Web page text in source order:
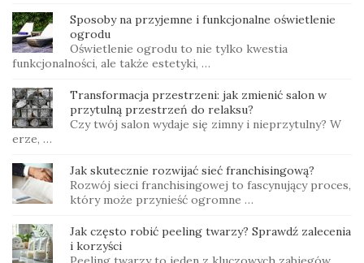
Sposoby na przyjemne i funkcjonalne oświetlenie
ogrodu
Oświetlenie ogrodu to nie tylko kwestia
funkcjonalności, ale także estetyki, …
Transformacja przestrzeni: jak zmienić salon w
przytulną przestrzeń do relaksu?
Czy twój salon wydaje się zimny i nieprzytulny? W
erze, …
Jak skutecznie rozwijać sieć franchisingową?
Rozwój sieci franchisingowej to fascynujący proces,
który może przynieść ogromne …
Jak często robić peeling twarzy? Sprawdź zalecenia
i korzyści